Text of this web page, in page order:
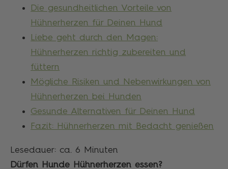
Die gesundheitlichen Vorteile von
Hühnerherzen für Deinen Hund
Liebe geht durch den Magen:
Hühnerherzen richtig zubereiten und
füttern
Mögliche Risiken und Nebenwirkungen von
Hühnerherzen bei Hunden
Gesunde Alternativen für Deinen Hund
Fazit: Hühnerherzen mit Bedacht genießen
Lesedauer: ca. 6
Minuten
Dürfen Hunde Hühnerherzen essen?